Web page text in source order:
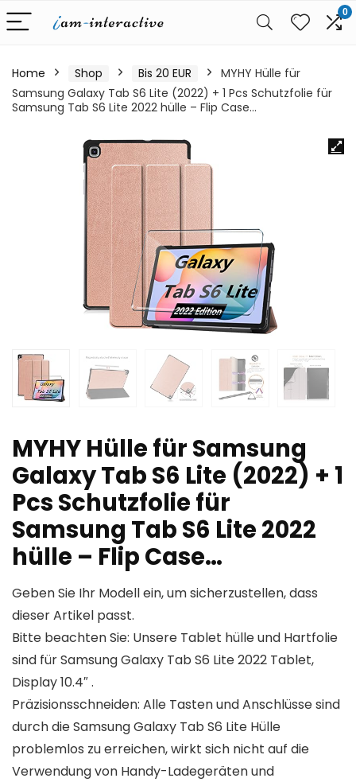
0
Home Shop Bis 20 EUR
MYHY Hülle für
Samsung Galaxy Tab S6 Lite (2022) + 1 Pcs Schutzfolie für
Samsung Tab S6 Lite 2022 hülle – Flip Case…
MYHY Hülle für Samsung
Galaxy Tab S6 Lite (2022) + 1
Pcs Schutzfolie für
Samsung Tab S6 Lite 2022
hülle – Flip Case…
Geben Sie Ihr Modell ein, um sicherzustellen, dass
dieser Artikel passt.
Bitte beachten Sie: Unsere Tablet hülle und Hartfolie
sind für Samsung Galaxy Tab S6 Lite 2022 Tablet,
Display 10.4″ .
Präzisionsschneiden: Alle Tasten und Anschlüsse sind
durch die Samsung Galaxy Tab S6 Lite Hülle
problemlos zu erreichen, wirkt sich nicht auf die
Verwendung von Handy-Ladegeräten und